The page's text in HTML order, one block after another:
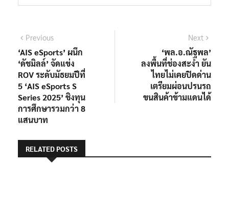
แนะแนว
เรื่อง
Previous
post:
‘AIS eSports’ ผนึก
‘ดัชมิลล์’ จัดแข่ง
ROV ระดับมัธยมปีที่
5 ‘AIS eSports S
Series 2025’ ชิงทุน
การศึกษารวมกว่า 8
แสนบาท
Next
‘พล.อ.ณัฐพล’
ลงพื้นที่ช่องสะงำ ยัน
ไทยไม่เคยปิดด่าน
เตรียมผ่อนปรนรถ
ขนสินค้าข้ามแดนได้
RELATED POSTS